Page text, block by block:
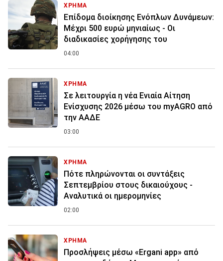
ΧΡΗΜΑ
Επίδομα διοίκησης Ενόπλων Δυνάμεων:
Μέχρι 500 ευρώ μηνιαίως - Οι
διαδικασίες χορήγησης του
04:00
ΧΡΗΜΑ
Σε λειτουργία η νέα Ενιαία Αίτηση
Ενίσχυσης 2026 μέσω του myAGRO από
την ΑΑΔΕ
03:00
ΧΡΗΜΑ
Πότε πληρώνονται οι συντάξεις
Σεπτεμβρίου στους δικαιούχους -
Αναλυτικά οι ημερομηνίες
02:00
ΧΡΗΜΑ
Προσλήψεις μέσω «Ergani app» από